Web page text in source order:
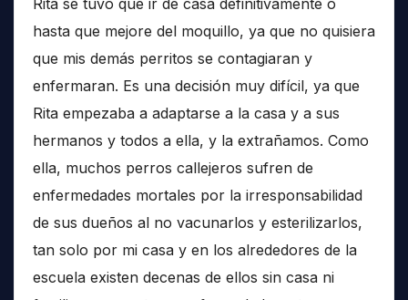
Rita se tuvo que ir de casa definitivamente o
hasta que mejore del moquillo, ya que no quisiera
que mis demás perritos se contagiaran y
enfermaran. Es una decisión muy difícil, ya que
Rita empezaba a adaptarse a la casa y a sus
hermanos y todos a ella, y la extrañamos. Como
ella, muchos perros callejeros sufren de
enfermedades mortales por la irresponsabilidad
de sus dueños al no vacunarlos y esterilizarlos,
tan solo por mi casa y en los alrededores de la
escuela existen decenas de ellos sin casa ni